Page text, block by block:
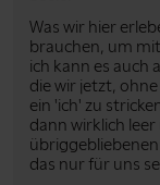
Was wir hier
brauchen, um
ich kann es auch
die wir jetzt,
ein 'ich' zu
dann wirklich
das nur für uns